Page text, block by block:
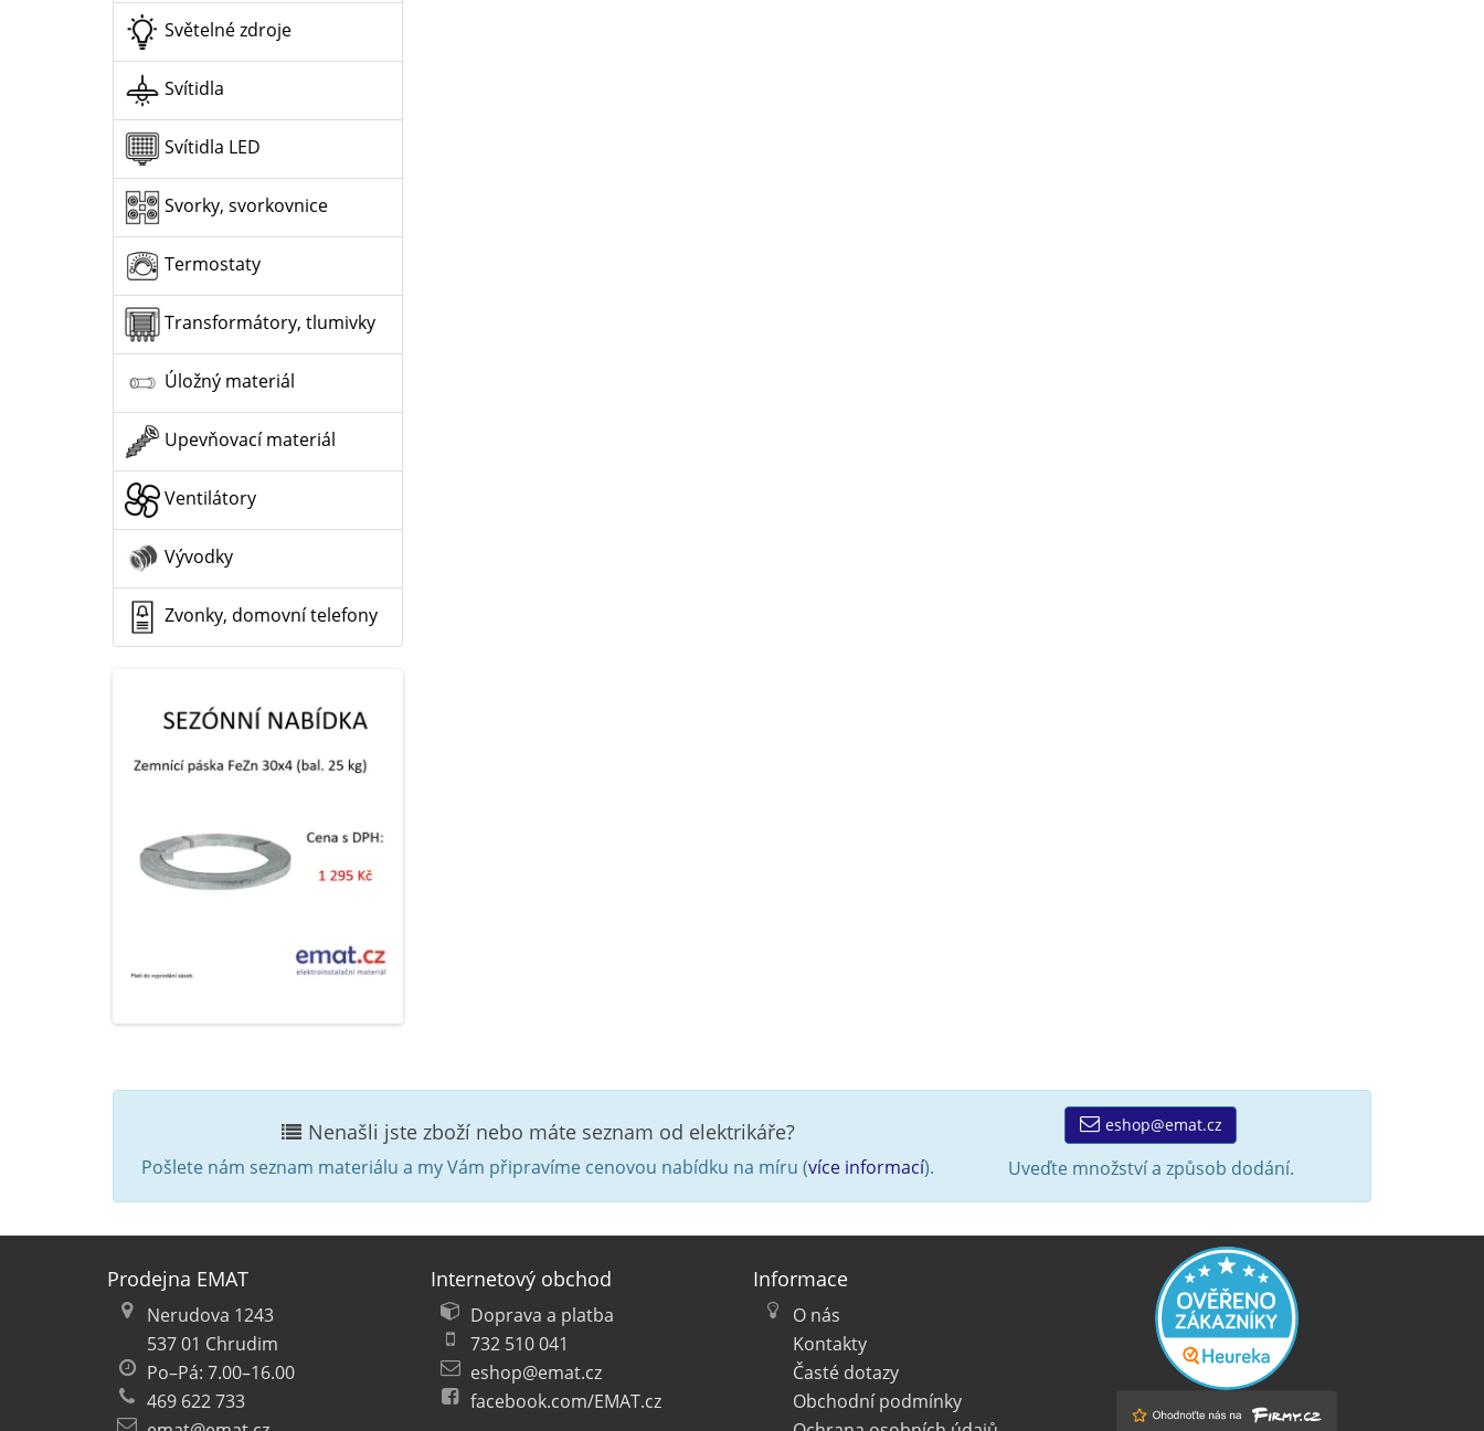
Světelné zdroje
Svítidla
Svítidla LED
Svorky, svorkovnice
Termostaty
Transformátory, tlumivky
Úložný materiál
Upevňovací materiál
Ventilátory
Vývodky
Zvonky, domovní telefony
Nenašli jste zboží nebo máte seznam od elektrikáře?
Pošlete nám seznam materiálu a my Vám připravíme cenovou nabídku na míru (více informací).
eshop@emat.cz
Uveďte množství a způsob dodání.
Prodejna EMAT
Nerudova 1243
537 01 Chrudim
Po–Pá: 7.00–16.00
469 622 733
Internetový obchod
Doprava a platba
732 510 041
eshop@emat.cz
facebook.com/EMAT.cz
Informace
O nás
Kontakty
Časté dotazy
Obchodní podmínky